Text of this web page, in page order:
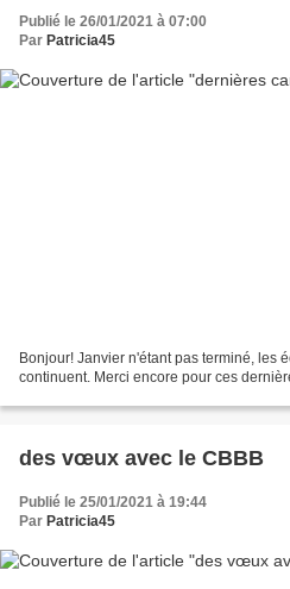
Publié le 26/01/2021 à 07:00
Par Patricia45
Bonjour! Janvier n'étant pas terminé, les
continuent. Merci encore pour ces
des vœux avec le CBBB
Publié le 25/01/2021 à 19:44
Par Patricia45